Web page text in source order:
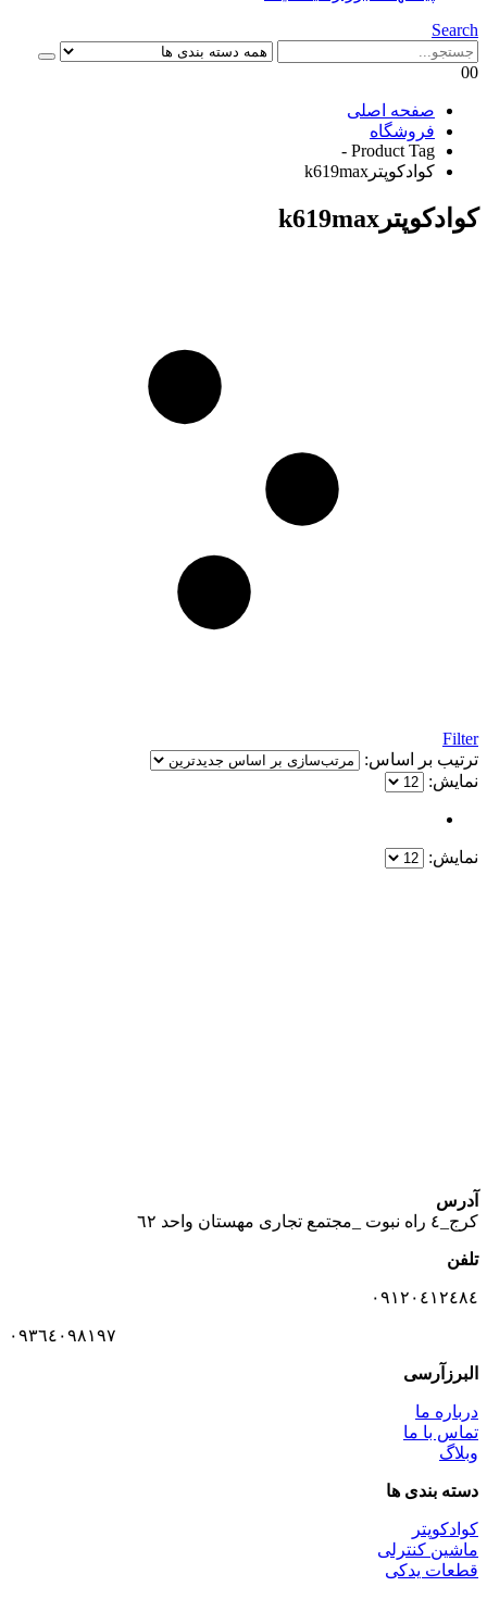
Search
00
صفحه اصلی
فروشگاه
Product Tag -
کوادکوپترk619max
کوادکوپترk619max
Filter
ترتیب بر اساس:
نمایش:
نمایش:
آدرس
كرج_٤ راه نبوت _مجتمع تجارى مهستان واحد ٦٢
تلفن
٠٩١٢٠٤١٢٤٨٤
٠٩٣٦٤٠٩٨١٩٧
البرزآرسی
درباره ما
تماس با ما
وبلاگ
دسته بندی ها
کوادکوپتر
ماشین کنترلی
قطعات یدکی